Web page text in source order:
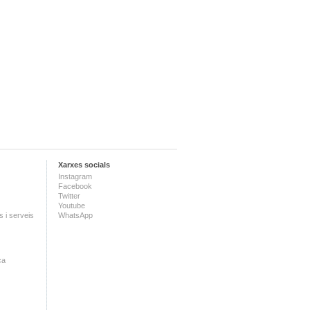
i serveis
Xarxes socials
Instagram
Facebook
Twitter
Youtube
WhatsApp